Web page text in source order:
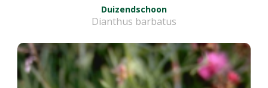
Duizendschoon
Dianthus barbatus